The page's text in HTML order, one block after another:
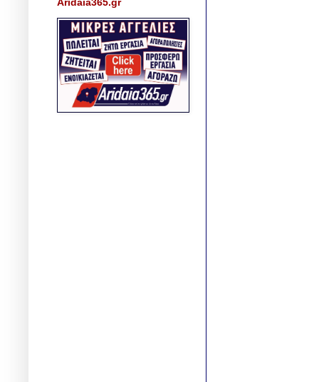
Aridaia365.gr